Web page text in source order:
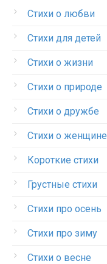
Стихи о любви
Стихи для детей
Стихи о жизни
Стихи о природе
Стихи о дружбе
Стихи о женщине
Короткие стихи
Грустные стихи
Стихи про осень
Стихи про зиму
Стихи о весне